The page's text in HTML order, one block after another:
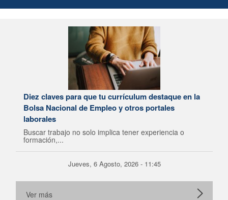
Diez claves para que tu currículum destaque en la
Bolsa Nacional de Empleo y otros portales
laborales
Buscar trabajo no solo implica tener experiencia o
formación,...
Jueves, 6 Agosto, 2026 - 11:45
Ver más